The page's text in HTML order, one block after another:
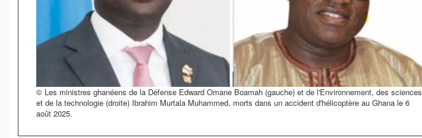
© Les ministres ghanéens de la Défense Edward Omane Boamah (gauche) et de l'Environnement, des sciences
et de la technologie (droite) Ibrahim Murtala Muhammed, morts dans un accident d'hélicoptère au Ghana le 6
août 2025.